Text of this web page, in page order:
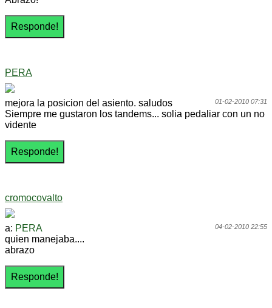
PERA
01-02-2010 07:31
mejora la posicion del asiento. saludos
Siempre me gustaron los tandems... solia pedaliar con un no
vidente
cromocovalto
04-02-2010 22:55
a: PERA
quien manejaba....
abrazo